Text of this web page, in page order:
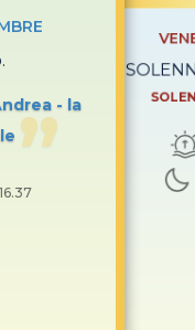
- la
16.37